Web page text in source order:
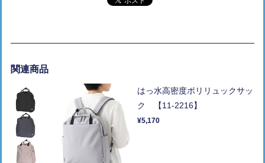
関連商品
はっ水高密度ポリリュックサッ
ク 【11-2216】
¥5,170